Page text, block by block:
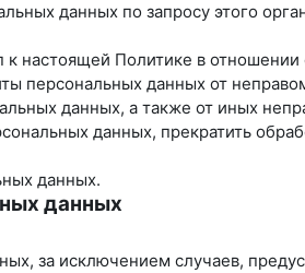
данных по запросу этого
настоящей Политике в
персональных данных от
данных, а также от иных
данных, прекратить
данных.
данных
за исключением случаев,